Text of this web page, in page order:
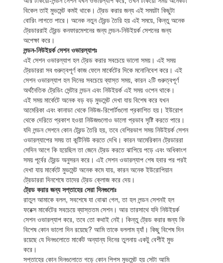
বিকেল তাই মুভমেন্ট কমই থাকে। ট্রেড করার জন্য এই সময়টা কিছুটা
বোরিং লাগতে পারে। অনেক নতুন ট্রেন্ড তৈরি হয় এই সময়ে, কিন্তু অনেক
ট্রেডাররাই ট্রেন্ড কনফারমেশনের জন্য লন্ডন-নিউইয়র্ক সেশনের জন্য
অপেক্ষা করে।
লন্ডন-নিউইয়র্ক সেশন ওভারল্যাপঃ
এই সেশন ওভারল্যাপ হল ট্রেড করার সবচেয়ে ভালো সময়। এই সময়
ট্রেডাররা সব গুরুত্বপূর্ণ কাজ ফেলে মার্কেটের দিকে মনোনিবেশ করে। এই
সেশন ওভারল্যাপ হল দিনের সবচেয়ে ব্যাস্ত সময়, কারন ২টি গুরুত্বপূর্ণ
অর্থনৈতিক ট্রেডিং সেন্টার লন্ডন এবং নিউইয়র্ক এই সময় ওপেন থাকে।
এই সময় মার্কেটে অনেক বড় বড় মুভমেন্ট দেখা যায় বিশেষ করে যখন
আমেরিকা এবং কানাডা থেকে নিউজ-রিপোর্টগুলো প্রকাশিত হয়। ইউরোপ
থেকে দেরিতে প্রকাশ হওয়া নিউজগুলোও ভালো প্রভাব সৃষ্টি করতে পারে।
যদি লন্ডন সেশনে কোন ট্রেন্ড তৈরি হয়, তবে বেশিরভাগ সময় নিউইয়র্ক সেশন
ওভারল্যাপের সময় তা কন্টিনিউ করতে দেখি। কারন আমেরিকান ট্রেডাররা
সেদিন আগে কি হয়েছিল তা জেনে ট্রেড করতে ঝাপিয়ে পড়ে এবং অধিকাংশ
সময় পূর্বের ট্রেন্ড অনুসরন করে। এই সেশন ওভারল্যাপ শেষ হবার পর পরই
দেখা যায় মার্কেটে মুভমেন্ট অনেক কমে যায়, কারন অনেক ইউরোপিয়ান
ট্রেডাররা দিনশেষে তাদের ট্রেড ক্লোজ করে দেয়।
ট্রেড করার জন্য সপ্তাহের সেরা দিনগুলোঃ
রাতুল আমাকে বলল, সবশেষে যা বোঝা গেল, তা হল লন্ডন সেশনই হল
ফরেক্স মার্কেটের সবচেয়ে ব্যাস্ততম সেশন। আর তারসাথে যদি নিউইয়র্ক
সেশন ওভারল্যাপ করে, তবে তো কথাই নেই। কিন্তু ট্রেড করার জন্য কি
বিশেষ কোন ভালো দিন রয়েছে? আমি তাকে বললাম হ্যাঁ। কিছু বিশেষ দিন
রয়েছে যে দিনগুলোতে মার্কেট অন্যান্য দিনের তুলনায় একটু বেশীই মুভ
করে।
সপ্তাহের কোন দিনগুলোতে গড়ে কোন পিপস মুভমেন্ট হয় সেটা আমি